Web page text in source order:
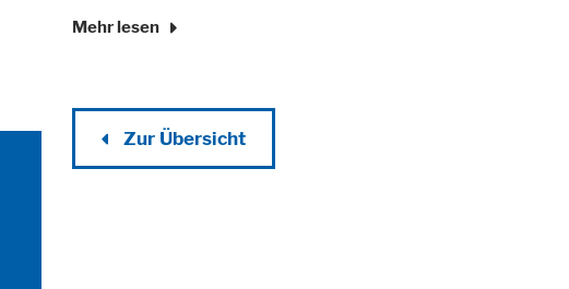
Mehr lesen
Zur Übersicht